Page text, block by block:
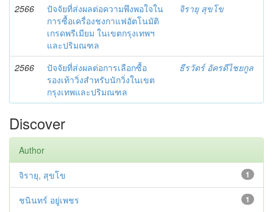
2566
ปัจจัยที่ส่งผลต่อความพึงพอใจใน
การซื้อเครื่องชงกาแฟอัตโนมัติ
เกรดพรีเมียม ในเขตกรุงเทพฯ
และปริมณฑล
จิรายุ สุขโข
2566
ปัจจัยที่ส่งผลต่อการเลือกซื้อ
รองเท้าวิ่งสำหรับนักวิ่งในเขต
กรุงเทพและปริมณฑล
ธีรวัตร์ อัครดีไชยกูล
Discover
Author
1
จิรายุ, สุขโข
1
ชนินทร์ อยู่เพชร